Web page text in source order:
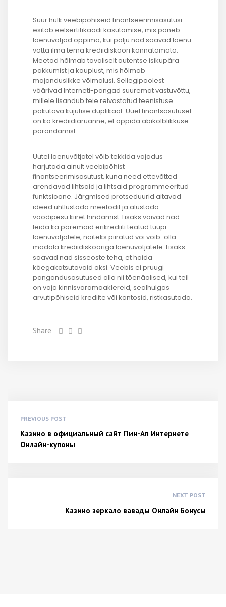
Suur hulk veebipõhiseid finantseerimisasutusi
esitab eelsertifikaadi kasutamise, mis paneb
laenuvõtjad õppima, kui palju nad saavad laenu
võtta ilma tema krediidiskoori kannatamata.
Meetod hõlmab tavaliselt autentse isikupära
pakkumist ja kauplust, mis hõlmab
majanduslikke võimalusi. Sellegipoolest
väärivad Interneti-pangad suuremat vastuvõttu,
millele lisandub teie relvastatud teenistuse
pakutava kujutise duplikaat. Uuel finantsasutusel
on ka krediidiaruanne, et õppida abikõlblikkuse
parandamist.
Uutel laenuvõtjatel võib tekkida vajadus
harjutada ainult veebipõhist
finantseerimisasutust, kuna need ettevõtted
arendavad lihtsaid ja lihtsaid programmeeritud
funktsioone. Järgmised protseduurid aitavad
ideed ühtlustada meetodit ja alustada
voodipesu kiiret hindamist. Lisaks võivad nad
leida ka paremaid erikrediiti teatud tüüpi
laenuvõtjatele, näiteks piiratud või võib-olla
madala krediidiskooriga laenuvõtjatele. Lisaks
saavad nad sisseoste teha, et hoida
käegakatsutavaid oksi. Veebis ei pruugi
pangandusasutused olla nii tõenäolised, kui teil
on vaja kinnisvaramaaklereid, sealhulgas
arvutipõhiseid krediite või kontosid, ristkasutada.
Share
PREVIOUS POST
Казино в официальный сайт Пин-Ап Интернете
Онлайн-купоны
NEXT POST
Казино зеркало вавады Онлайн Бонусы